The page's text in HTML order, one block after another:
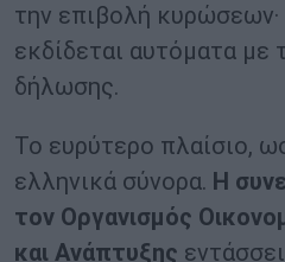
την επιβολή
εκδίδεται αυτόματα με
δήλωσης.
Το ευρύτερο πλαίσιο,
ελληνικά σύνορα. Η
τον Οργανισμός
και Ανάπτυξης